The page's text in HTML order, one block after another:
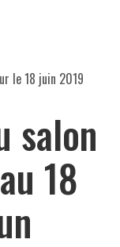
le18 juin 2019
salon
18